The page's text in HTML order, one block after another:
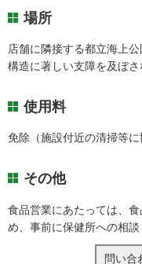
場所
店舗に隣接する都立海上
構造に著しい支障を及ぼ
使用料
免除（施設付近の清掃等に
その他
食品営業にあたっては、
め、事前に保健所への相
問い合